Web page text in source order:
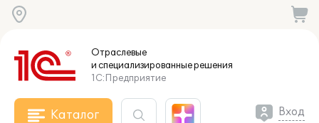
Отраслевые
и специализированныерешения
1С:Предприятие
Каталог Вход